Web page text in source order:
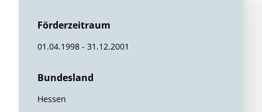
Förderzeitraum
01.04.1998 - 31.12.2001
Bundesland
Hessen